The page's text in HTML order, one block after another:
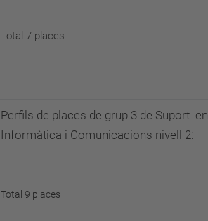
Total 7 places
Perfils de places de grup 3 de Suport en
Informàtica i Comunicacions nivell 2:
Total 9 places